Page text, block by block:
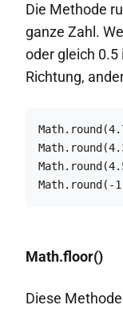
Die Methode
ganze Zahl.
oder gleich
Richtung,
Math.floor()
Diese